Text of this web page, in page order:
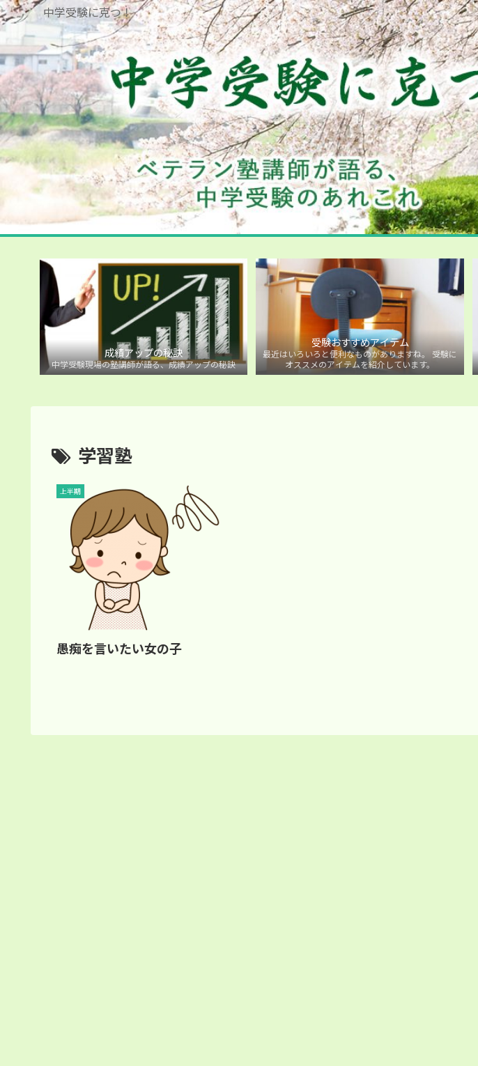
中学受験に克つ！
成績アップの秘訣
中学受験現場の塾講師が語る、成績アップの秘訣
受験おすすめアイテム
最近はいろいろと便利なものがありますね。 受験に
オススメのアイテムを紹介しています。
学習塾
上半期
愚痴を言いたい女の子